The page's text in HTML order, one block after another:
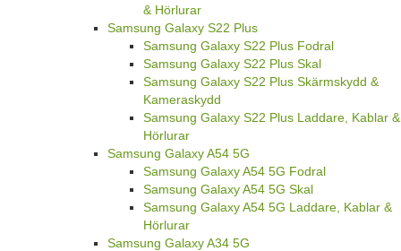
& Hörlurar
Samsung Galaxy S22 Plus
Samsung Galaxy S22 Plus Fodral
Samsung Galaxy S22 Plus Skal
Samsung Galaxy S22 Plus Skärmskydd &
Kameraskydd
Samsung Galaxy S22 Plus Laddare, Kablar &
Hörlurar
Samsung Galaxy A54 5G
Samsung Galaxy A54 5G Fodral
Samsung Galaxy A54 5G Skal
Samsung Galaxy A54 5G Laddare, Kablar &
Hörlurar
Samsung Galaxy A34 5G